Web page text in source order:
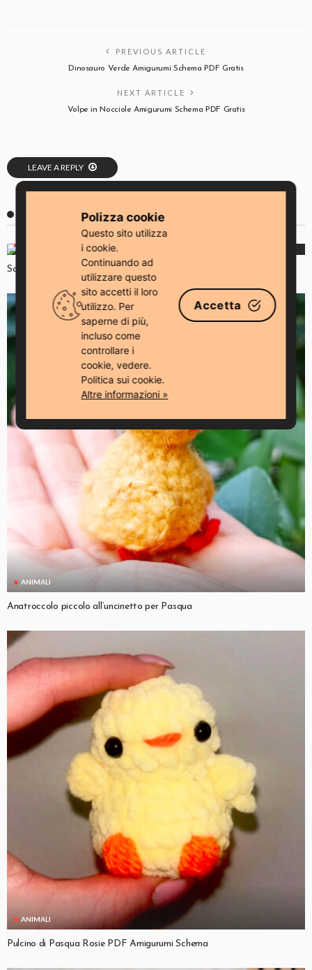
PREVIOUS ARTICLE
Dinosauro Verde Amigurumi Schema PDF Gratis
NEXT ARTICLE
Volpe in Nocciole Amigurumi Schema PDF Gratis
LEAVE A REPLY
You Might Also Like
PORTACHIAVI
Scimmia portachiavi all’uncinetto per principianti
ANIMALI
Anatroccolo piccolo all’uncinetto per Pasqua
ANIMALI
Pulcino di Pasqua Rosie PDF Amigurumi Schema
Polizza cookie
Questo sito utilizza
i cookie.
Continuando ad
utilizzare questo
sito accetti il ​​loro
utilizzo. Per
saperne di più,
incluso come
controllare i
cookie, vedere.
Politica sui cookie.
Altre informazioni »
Accetta